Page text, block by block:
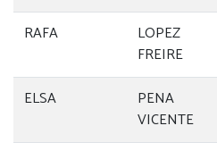
RAFA
LOPEZ
FREIRE
ELSA
PENA
VICENTE